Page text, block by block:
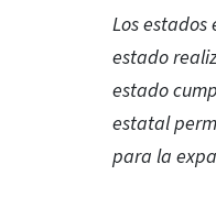
Los
estado
estado
estatal
para la